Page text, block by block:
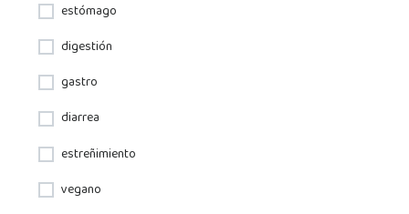
estómago
digestión
gastro
diarrea
estreñimiento
vegano